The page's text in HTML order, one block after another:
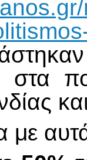
στα
με